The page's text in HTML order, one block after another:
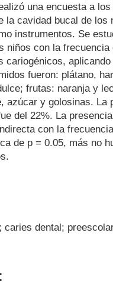
una encuesta a
la cavidad bucal de los
instrumentos. Se
niños con la
cariogénicos,
fueron: plátano,
frutas: naranja y
azúcar y golosinas. La
del 22%. La
con la
de p = 0.05, más no
caries dental;